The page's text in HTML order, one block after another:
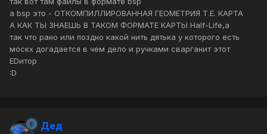
а bsp это - ОТКОМПИЛЛИРОВАННАЯ ГЕОМЕТРИЯ Т.Е. КАРТА
А КАК ТЫ ЗНАЕШЬ В ТАКОМ ФОРМАТЕ КАРТЫ Half-Life,а
так что рано или поздно какой нить дятька у которого есть
москх догадается в чем дело и ручками сварганит этот
EDитор
:D
Дед